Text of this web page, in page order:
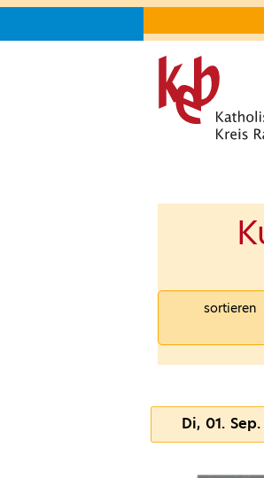
sortieren
Di, 01.